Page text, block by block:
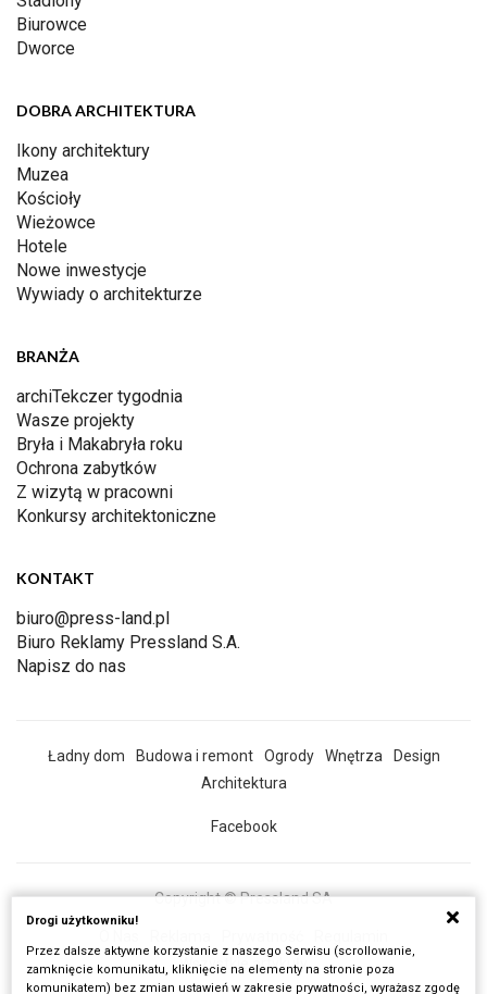
Biurowce
Dworce
DOBRA ARCHITEKTURA
Ikony architektury
Muzea
Kościoły
Wieżowce
Hotele
Nowe inwestycje
Wywiady o architekturze
BRANŻA
archiTekczer tygodnia
Wasze projekty
Bryła i Makabryła roku
Ochrona zabytków
Z wizytą w pracowni
Konkursy architektoniczne
KONTAKT
biuro@press-land.pl
Biuro Reklamy Pressland S.A.
Napisz do nas
Ładny dom Budowa i remont Ogrody Wnętrza
Design
Architektura
Facebook
Copyright © Pressland SA
Wszystkie artykuły
Drogi użytkowniku!
Przez dalsze aktywne korzystanie z naszego Serwisu (scrollowanie,
zamknięcie komunikatu, kliknięcie na elementy na stronie poza
komunikatem) bez zmian ustawień w zakresie prywatności, wyrażasz zgodę